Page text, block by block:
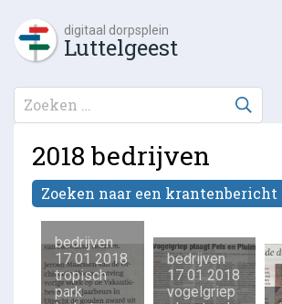
digitaal dorpsplein
Luttelgeest
2018 bedrijven
Zoeken naar een krantenbericht
bedrijven
17 01 2018
tropisch
park
bedrijven
17 01 2018
vogelgriep